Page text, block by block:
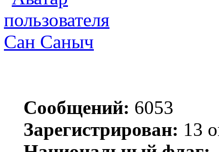
Сан Саныч
Сообщений: 6053
Зарегистрирован: 13